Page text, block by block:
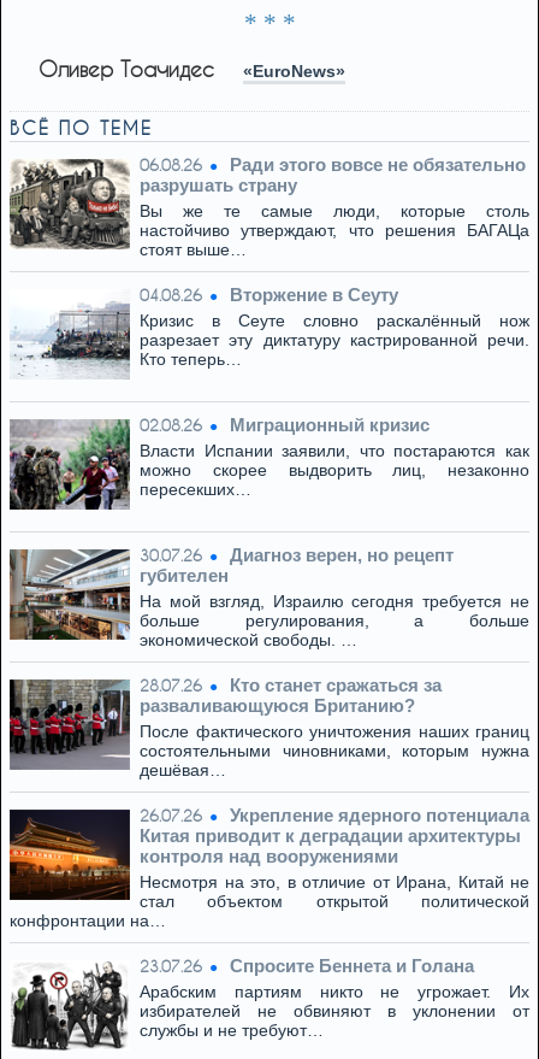
* * *
Оливер Тоачидес «EuroNews»
ВСЁ ПО ТЕМЕ
06.08.26
Ради этого вовсе не обязательно
разрушать страну
Вы же те самые люди, которые столь
настойчиво утверждают, что решения БАГАЦа
стоят выше…
04.08.26 Вторжение в Сеуту
Кризис в Сеуте словно раскалённый нож
разрезает эту диктатуру кастрированной речи.
Кто теперь…
02.08.26 Миграционный кризис
Власти Испании заявили, что постараются как
можно скорее выдворить лиц, незаконно
пересекших…
30.07.26
Диагноз верен, но рецепт
губителен
На мой взгляд, Израилю сегодня требуется не
больше регулирования, а больше
экономической свободы. …
28.07.26
Кто станет сражаться за
разваливающуюся Британию?
После фактического уничтожения наших границ
состоятельными чиновниками, которым нужна
дешёвая…
26.07.26
Укрепление ядерного потенциала
Китая приводит к деградации архитектуры
контроля над вооружениями
Несмотря на это, в отличие от Ирана, Китай не
стал объектом открытой политической
конфронтации на…
23.07.26 Спросите Беннета и Голана
Арабским партиям никто не угрожает. Их
избирателей не обвиняют в уклонении от
службы и не требуют…